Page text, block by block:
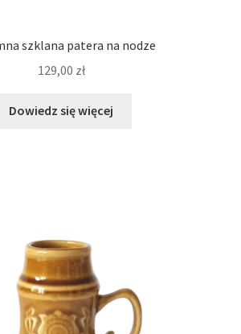
szklana patera na nodze
129,00 zł
Dowiedz się więcej